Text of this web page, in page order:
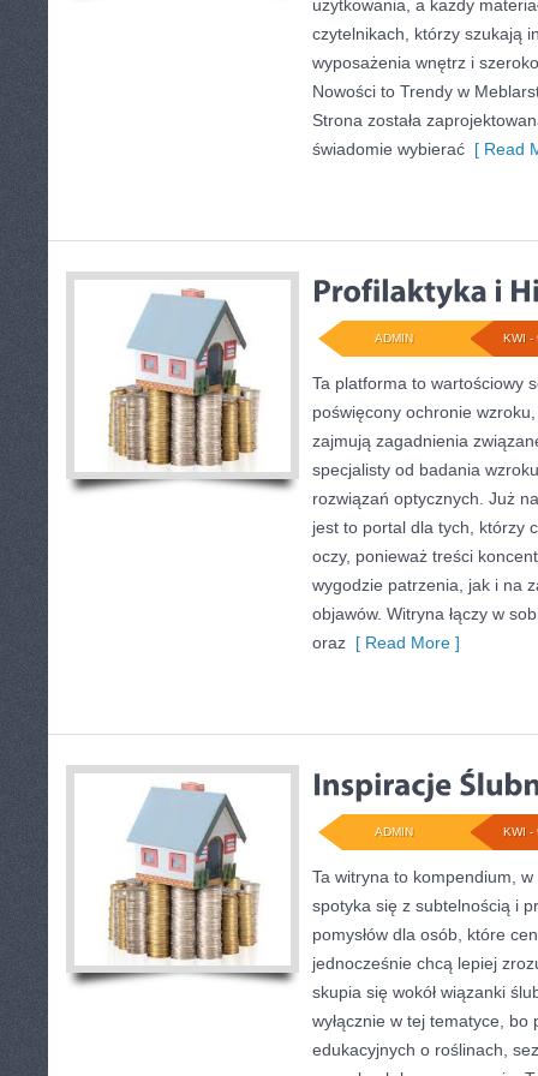
użytkowania, a każdy
czytelnikach, którzy szukają
wyposażenia wnętrz i
Nowości to Trendy w
Strona została
świadomie wybierać [ Read
KWI -
ADMIN
Ta platforma to wartościowy
poświęcony ochronie
zajmują zagadnienia
specjalisty od badania
rozwiązań optycznych. Już
jest to portal dla tych, którzy
oczy, ponieważ treści
wygodzie patrzenia, jak i na
objawów. Witryna łączy w
oraz [ Read More ]
KWI -
ADMIN
Ta witryna to kompendium,
spotyka się z subtelnością i
pomysłów dla osób, które
jednocześnie chcą lepiej
skupia się wokół wiązanki
wyłącznie w tej tematyce,
edukacyjnych o roślinach,